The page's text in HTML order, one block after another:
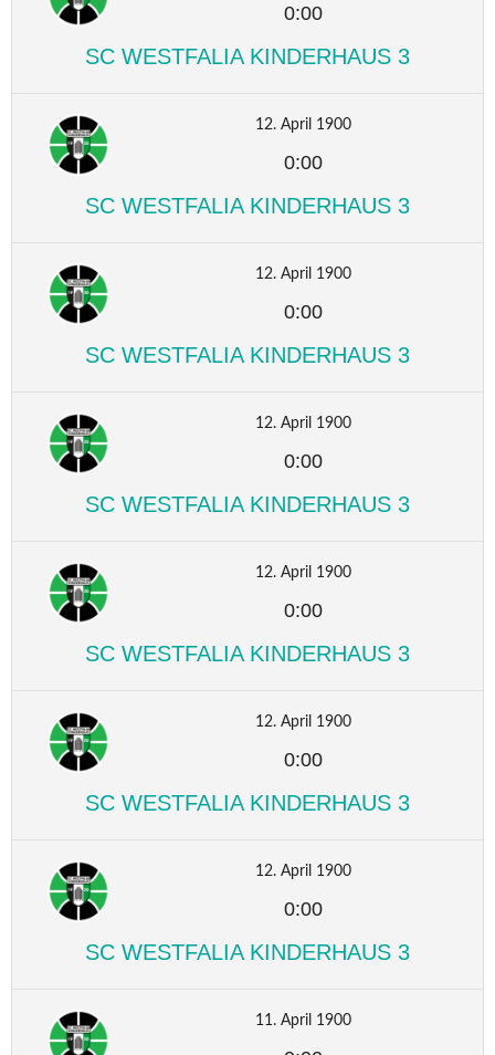
0:00
SC WESTFALIA KINDERHAUS 3
12. April 1900
0:00
SC WESTFALIA KINDERHAUS 3
12. April 1900
0:00
SC WESTFALIA KINDERHAUS 3
12. April 1900
0:00
SC WESTFALIA KINDERHAUS 3
12. April 1900
0:00
SC WESTFALIA KINDERHAUS 3
12. April 1900
0:00
SC WESTFALIA KINDERHAUS 3
12. April 1900
0:00
SC WESTFALIA KINDERHAUS 3
11. April 1900